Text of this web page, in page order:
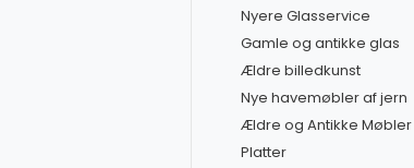
Nyere Glasservice
Gamle og antikke glas
Ældre billedkunst
Nye havemøbler af jern
Ældre og Antikke Møbler
Platter